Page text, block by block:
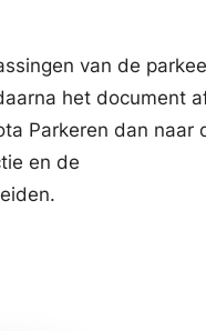
van de
het document
Parkeren dan naar
en de